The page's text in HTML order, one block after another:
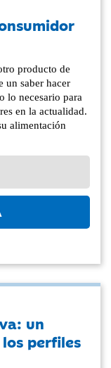
producto de
un saber hacer
lo necesario para
en la actualidad.
alimentación
un
perfiles